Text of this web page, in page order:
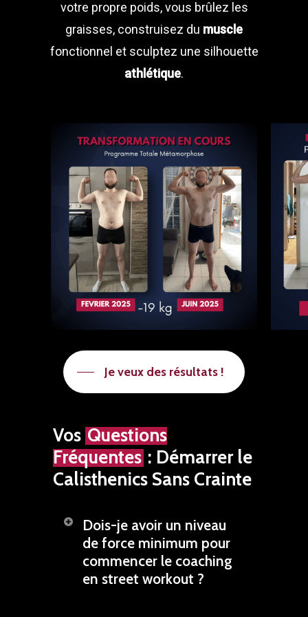
votre propre poids, vous brûlez les
graisses, construisez du muscle
fonctionnel et sculptez une silhouette
athlétique.
Je veux des résultats !
Vos Questions
Fréquentes : Démarrer le
Calisthenics Sans Crainte
Dois-je avoir un niveau
de force minimum pour
commencer le coaching
en street workout ?